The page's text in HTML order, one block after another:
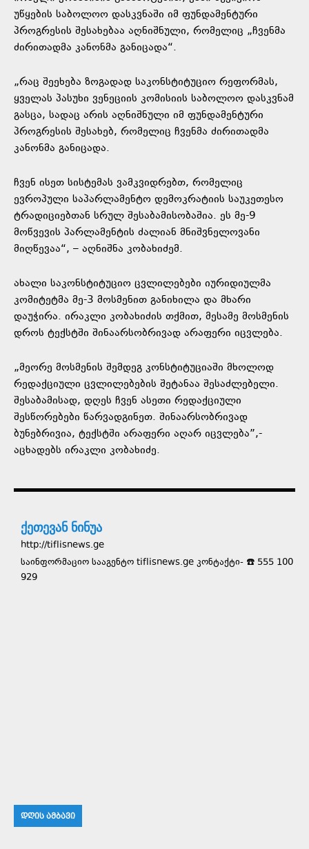
უწყების საბოლოო დასკვნაში იმ ფუნდამენტური
პროგრესის შესახებაა აღნიშნული, რომელიც „ჩვენმა
ძირითადმა კანონმა განიცადა“.
„რაც შეეხება ზოგადად საკონსტიტუციო რეფორმას,
ყველას პასუხი ვენეციის კომისიის საბოლოო დასკვნამ
გასცა, სადაც არის აღნიშნული იმ ფუნდამენტური
პროგრესის შესახებ, რომელიც ჩვენმა ძირითადმა
კანონმა განიცადა.
ჩვენ ისეთ სისტემას ვამკვიდრებთ, რომელიც
ევროპული საპარლამენტო დემოკრატიის საუკეთესო
ტრადიციებთან სრულ შესაბამისობაშია. ეს მე-9
მოწვევის პარლამენტის ძალიან მნიშვნელოვანი
მიღწევაა“, – აღნიშნა კობახიძემ.
ახალი საკონსტიტუციო ცვლილებები იურიდიულმა
კომიტეტმა მე-3 მოსმენით განიხილა და მხარი
დაუჭირა. ირაკლი კობახიძის თქმით, მესამე მოსმენის
დროს ტექსტში შინაარსობრივად არაფერი იცვლება.
„მეორე მოსმენის შემდეგ კონსტიტუციაში მხოლოდ
რედაქციული ცვლილებების შეტანაა შესაძლებელი.
შესაბამისად, დღეს ჩვენ ასეთი რედაქციული
შესწორებები წარვადგინეთ. შინაარსობრივად
ბუნებრივია, ტექსტში არაფერი აღარ იცვლება”,-
აცხადებს ირაკლი კობახიძე.
ქეთევან ნინუა
http://tiflisnews.ge
საინფორმაციო სააგენტო tiflisnews.ge კონტაქტი- ☎️ 555 100
929
ᲓᲦᲘᲡ ᲐᲛᲑᲐᲕᲘ